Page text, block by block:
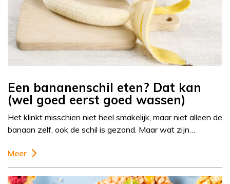
Een bananenschil eten? Dat kan
(wel goed eerst goed wassen)
Het klinkt misschien niet heel smakelijk, maar niet alleen de
banaan zelf, ook de schil is gezond. Maar wat zijn…
Meer